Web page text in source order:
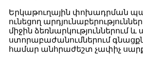
Երկաթուղային փոխադրման
ունեցող
միջին ձեռնարկություններում և
ստորաբաժանումներում
համար անհրաժեշտ չափիչ